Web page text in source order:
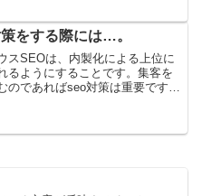
ます。Googleで自分のサイトを
時にキー...
をする際には…。
スSEOは、内製化による上位に
るようにすることです。集客を
のであればseo対策は重要です